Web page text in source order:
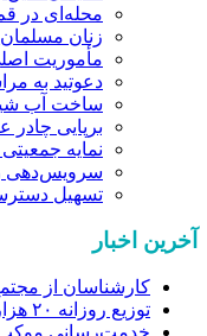
محله‌ای در
زنان
مأموریت
دعوتید به
ساخت آب
برپایی چادر
نمایه جمعیتی سال ۱۴۰۴ استان قم منتشر
سرویس‌دهی
تسهیل
آخرین اخبار
کارشناسان از
توزیع روزانه ۲۰ هزار لقمه و غذای گرم در حرم حضرت معصومه(س)